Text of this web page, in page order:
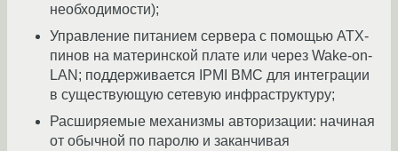
необходимости);
Управление питанием сервера с помощью ATX-
пинов на материнской плате или через Wake-on-
LAN; поддерживается IPMI BMC для интеграции
в существующую сетевую инфраструктуру;
Расширяемые механизмы авторизации: начиная
от обычной по паролю и заканчивая